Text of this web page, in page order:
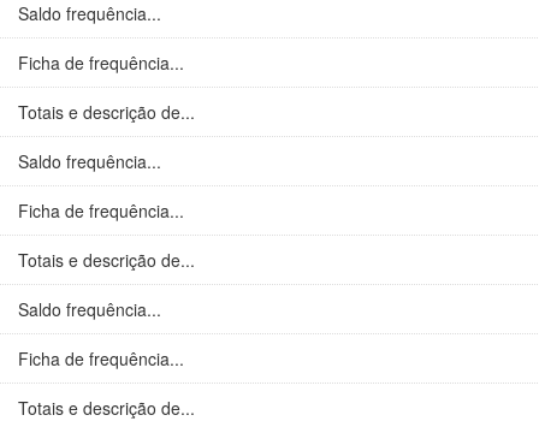
Saldo frequência...
Ficha de frequência...
Totais e descrição de...
Saldo frequência...
Ficha de frequência...
Totais e descrição de...
Saldo frequência...
Ficha de frequência...
Totais e descrição de...